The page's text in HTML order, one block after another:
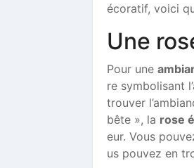
écoratif, voici
Une
Pour une
re symbolisant
trouver
bête », la rose
eur. Vous
us pouvez en